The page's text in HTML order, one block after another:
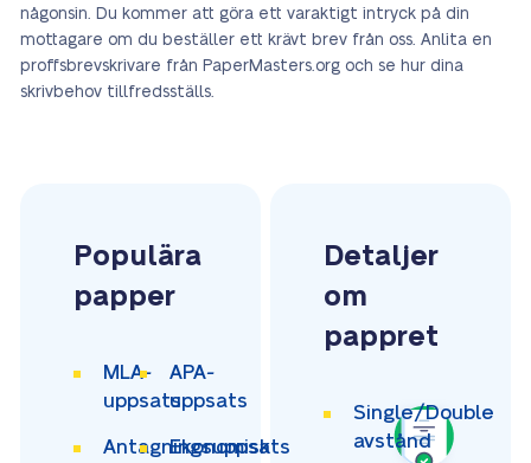
någonsin. Du kommer att göra ett varaktigt intryck på din
mottagare om du beställer ett krävt brev från oss. Anlita en
proffsbrevskrivare från PaperMasters.org och se hur dina
skrivbehov tillfredsställs.
Populära
papper
MLA-
uppsats
APA-
uppsats
Antagningsuppsats
Ekonomisk
Detaljer
om
pappret
Single/Double
avstånd